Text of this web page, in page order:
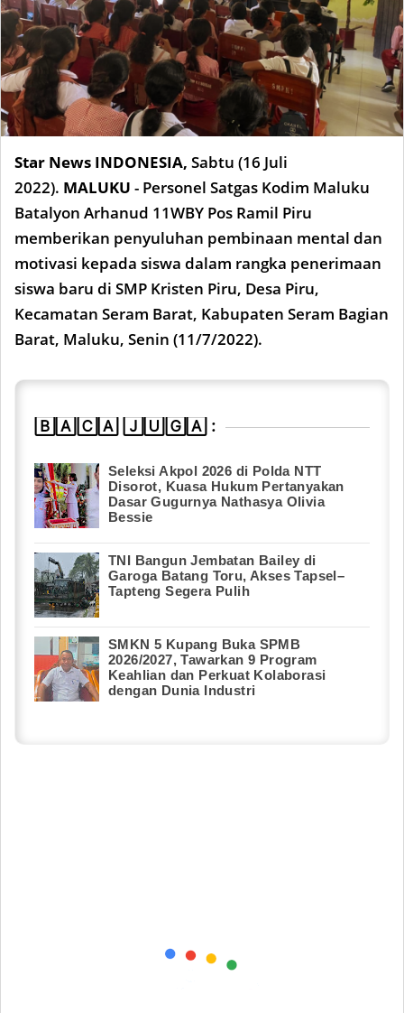
Star News INDONESIA, Sabtu (16 Juli
2022). MALUKU - Personel Satgas Kodim Maluku
Batalyon Arhanud 11WBY Pos Ramil Piru
memberikan penyuluhan pembinaan mental dan
motivasi kepada siswa dalam rangka penerimaan
siswa baru di SMP Kristen Piru, Desa Piru,
Kecamatan Seram Barat, Kabupaten Seram Bagian
Barat, Maluku, Senin (11/7/2022).
🄱🄰🄲🄰 🄹🅄🄶🄰 :
Seleksi Akpol 2026 di Polda NTT
Disorot, Kuasa Hukum Pertanyakan
Dasar Gugurnya Nathasya Olivia
Bessie
TNI Bangun Jembatan Bailey di
Garoga Batang Toru, Akses Tapsel–
Tapteng Segera Pulih
SMKN 5 Kupang Buka SPMB
2026/2027, Tawarkan 9 Program
Keahlian dan Perkuat Kolaborasi
dengan Dunia Industri